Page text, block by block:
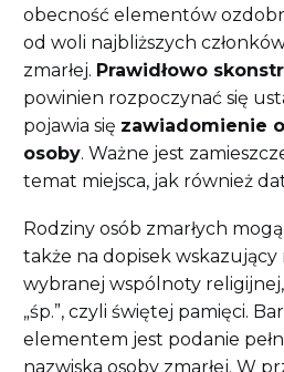
obecność elementów
od woli najbliższych
zmarłej. Prawidłowo
powinien rozpoczynać się
pojawia się zawiadomienie
osoby. Ważne jest
temat miejsca, jak również
Rodziny osób zmarłych
także na dopisek
wybranej wspólnoty
„śp.”, czyli świętej pamięci.
elementem jest podanie
nazwiska osoby zmarłej. W